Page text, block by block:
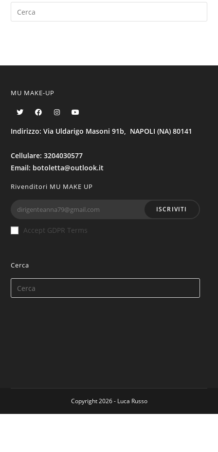
MU MAKE-UP
Indirizzo: Via Uldarigo Masoni 91b, NAPOLI (NA) 80141
Cellulare: 3204030577
Email: botoletta@outlook.it
Rivenditori MU MAKE UP
ISCRIVITI
Accept GDPR Terms
Cerca
Copyright 2026 - Luca Russo